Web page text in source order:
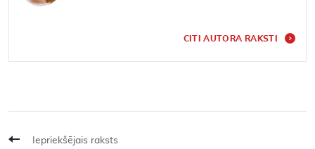
CITI AUTORA RAKSTI
Iepriekšējais raksts